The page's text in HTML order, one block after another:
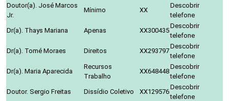
Doutor(a). José Marcos
Jr.
Mínimo XX
Descobrir
telefone
Dr(a). Thays Mariana
Apenas XX300435
Descobrir
telefone
Dr(a). Tomé Moraes
Direitos XX293797
Descobrir
telefone
Dr(a). Maria Aparecida
Recursos
Trabalho
XX648448
Descobrir
telefone
Doutor. Sergio Freitas
Dissídio Coletivo XX129576
Descobrir
telefone